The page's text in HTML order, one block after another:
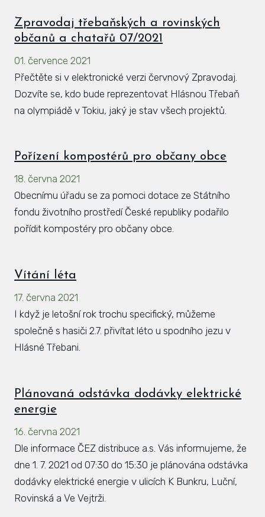
Zpravodaj třebaňských a rovinských
občanů a chatařů 07/2021
01. července 2021
Přečtěte si v elektronické verzi červnový Zpravodaj.
Dozvíte se, kdo bude reprezentovat Hlásnou Třebaň
na olympiádě v Tokiu, jaký je stav všech projektů.
Pořízení kompostérů pro občany obce
18. června 2021
Obecnímu úřadu se za pomoci dotace ze Státního
fondu životního prostředí České republiky podařilo
pořídit kompostéry pro občany obce.
Vítání léta
17. června 2021
I když je letošní rok trochu specifický, můžeme
společně s hasiči 2.7. přivítat léto u spodního jezu v
Hlásné Třebani.
Plánovaná odstávka dodávky elektrické
energie
16. června 2021
Dle informace ČEZ distribuce a.s. Vás informujeme, že
dne 1. 7. 2021 od 07:30 do 15:30 je plánována odstávka
dodávky elektrické energie v ulicích K Bunkru, Luční,
Rovinská a Ve Vejtrži.